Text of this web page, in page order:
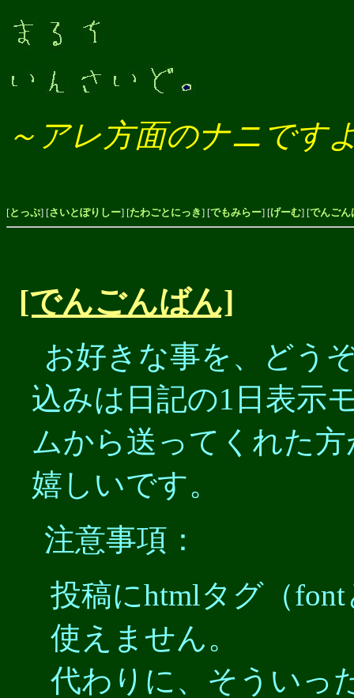
～アレ方面のナニです
[とっぷ] [さいとぽりしー] [たわごとにっき] [でもみらー] [げーむ] [でんごん
[でんごんばん]
お好きな事を、どう
込みは日記の1日表示
ムから送ってくれた
嬉しいです。
注意事項：
投稿にhtmlタグ（
使えません。
代わりに、そういっ